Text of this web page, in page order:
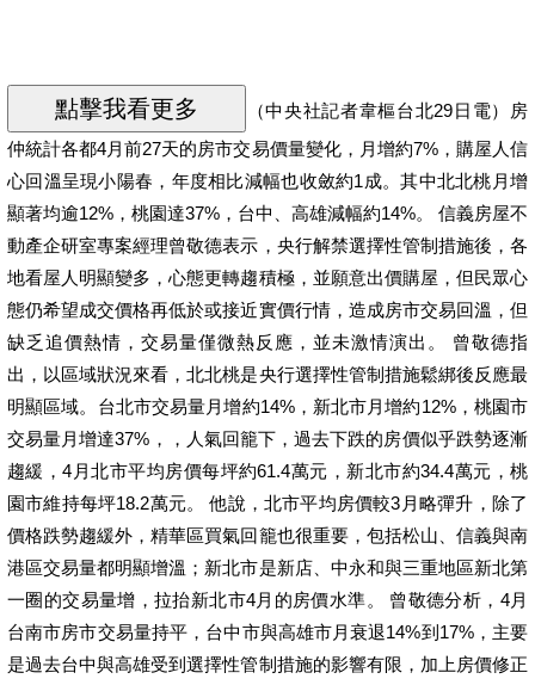
（中央社記者韋樞台北29日電）房
仲統計各都4月前27天的房市交易價量變化，月增約7%，購屋人信
心回溫呈現小陽春，年度相比減幅也收斂約1成。其中北北桃月增
顯著均逾12%，桃園達37%，台中、高雄減幅約14%。 信義房屋不
動產企研室專案經理曾敬德表示，央行解禁選擇性管制措施後，各
地看屋人明顯變多，心態更轉趨積極，並願意出價購屋，但民眾心
態仍希望成交價格再低於或接近實價行情，造成房市交易回溫，但
缺乏追價熱情，交易量僅微熱反應，並未激情演出。 曾敬德指
出，以區域狀況來看，北北桃是央行選擇性管制措施鬆綁後反應最
明顯區域。台北市交易量月增約14%，新北市月增約12%，桃園市
交易量月增達37%，，人氣回籠下，過去下跌的房價似乎跌勢逐漸
趨緩，4月北市平均房價每坪約61.4萬元，新北市約34.4萬元，桃
園市維持每坪18.2萬元。 他說，北市平均房價較3月略彈升，除了
價格跌勢趨緩外，精華區買氣回籠也很重要，包括松山、信義與南
港區交易量都明顯增溫；新北市是新店、中永和與三重地區新北第
一圈的交易量增，拉抬新北市4月的房價水準。 曾敬德分析，4月
台南市房市交易量持平，台中市與高雄市月衰退14%到17%，主要
是過去台中與高雄受到選擇性管制措施的影響有限，加上房價修正